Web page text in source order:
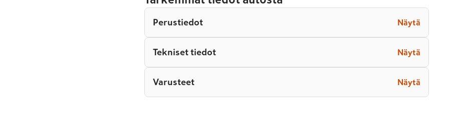
Perustiedot Näytä
Tekniset tiedot Näytä
Varusteet Näytä